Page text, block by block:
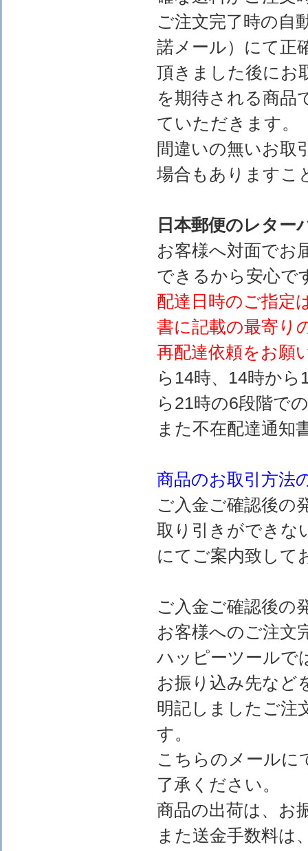
ご注文完了時の自
諾メール）にて正
頂きました後にお
を期待される商品
ていただきます。
間違いの無いお取
場合もありますこ
日本郵便のレター
お客様へ対面でお
できるから安心で
配達日時のご指定
書に記載の最寄り
再配達依頼をお願
ら14時、14時か
ら21時の6段階で
また不在配達通知
商品のお取引方法
ご入金ご確認後の
取り引きができな
にてご案内致して
ご入金ご確認後の
お客様へのご注文
ハッピーツールで
お振り込み先など
明記しましたご注
す。
こちらのメールに
了承ください。
商品の出荷は、お
また送金手数料は